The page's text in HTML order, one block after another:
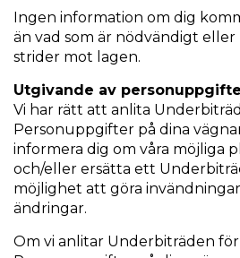
Ingen information om dig
än vad som är nödvändigt eller
strider mot lagen.
Utgivande av
Vi har rätt att anlita
Personuppgifter på dina
informera dig om våra möjliga
och/eller ersätta ett
möjlighet att göra
ändringar.
Om vi anlitar Underbiträden